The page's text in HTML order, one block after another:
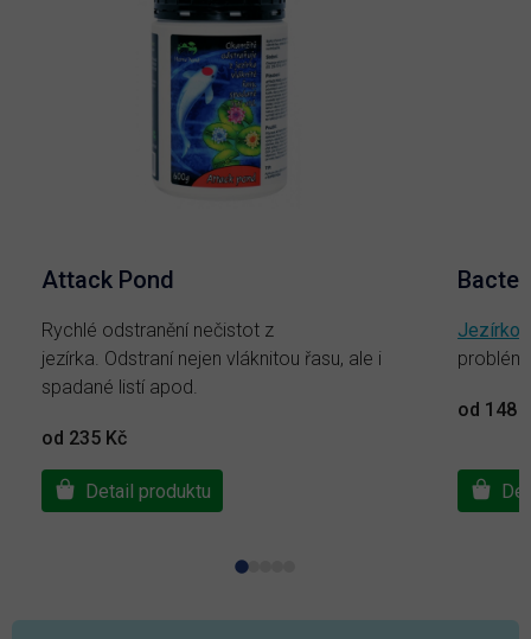
Attack Pond
Rychlé odstranění nečistot z
jezírka. Odstraní nejen vláknitou řasu, ale i
spadané listí apod.
od 235 Kč
Detail produktu
od 148